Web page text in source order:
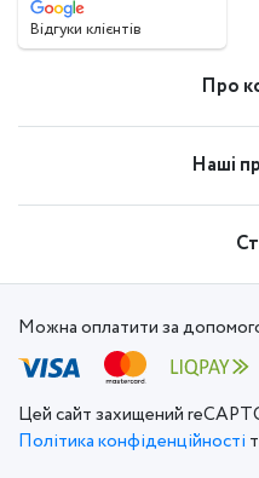
Відгуки клієнтів
Про
Наші
Можна оплатити за
Цей сайт захищений
Політика конфіденційності